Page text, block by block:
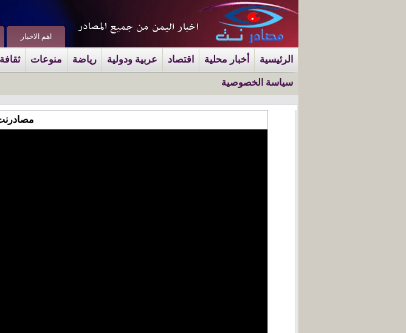
اهم الاخبار
الرئيسية أخبار محلية اقتصاد عربية ودولية رياضة منوعات
سياسة الخصوصية
مصادرنت